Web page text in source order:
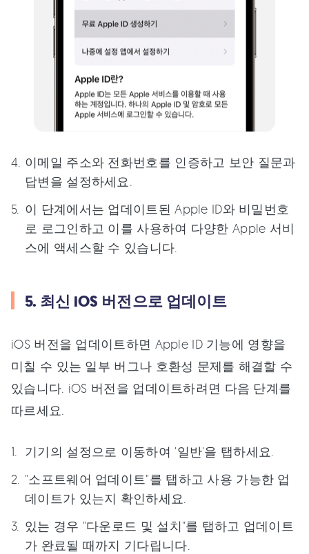
이메일 주소와 전화번호를 인증하고 보안 질문과
답변을 설정하세요.
이 단계에서는 업데이트된 Apple ID와 비밀번호
로 로그인하고 이를 사용하여 다양한 Apple 서비
스에 액세스할 수 있습니다.
5. 최신 iOS 버전으로 업데이트
iOS 버전을 업데이트하면 Apple ID 기능에 영향을
미칠 수 있는 일부 버그나 호환성 문제를 해결할 수
있습니다. iOS 버전을 업데이트하려면 다음 단계를
따르세요.
기기의 설정으로 이동하여 '일반'을 탭하세요.
"소프트웨어 업데이트"를 탭하고 사용 가능한 업
데이트가 있는지 확인하세요.
있는 경우 "다운로드 및 설치"를 탭하고 업데이트
가 완료될 때까지 기다립니다.